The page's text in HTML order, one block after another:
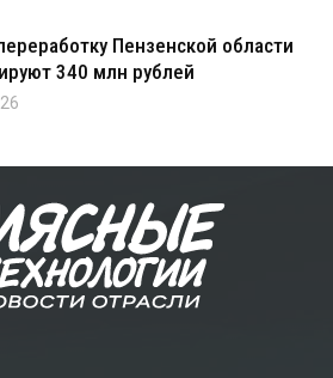
Пензенской области
340 млн рублей